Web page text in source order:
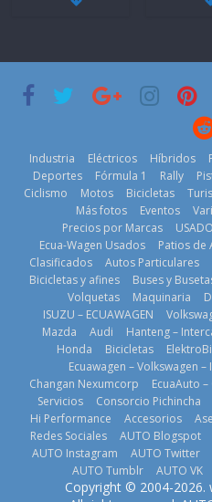
historia
11 de julio de
BMW, Toyota,
Bosch y
prueban flota
que usa
gasolina 100%
renovable
25 de julio de
2026
2026
La Vuelta
Ecuador
edición
recorre
días
1 de
2026
La
Industria Eléctricos Híbridos
Deportes
Fórmula 1 Rally
Ciclismo
Motos Bicicletas
Más fotos
Eventos
Precios por Marcas
Ecua-Wagen Usados
Patios de
Clasificados
Autos Particulares
Bicicletas y afines
Buses y
Volquetas
Maquinaria
ISUZU – ECUAWAGEN
Mazda
Audi Hanteng –
Honda
Bicicletas
Ecuawagen – Volkswagen –
Changan Nexumcorp
EcuaAuto
Servicios
Consorcio Pichincha
Hi Performance
Accesorios
Redes Sociales
AUTO Blogspot
AUTO Instagram
AUTO Twitter
AUTO Tumblr
AUTO VK
Copyright © 2004-2026.